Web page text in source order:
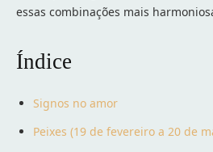
essas combinações mais
Índice
Signos no amor
Peixes (19 de fevereiro a 20 de